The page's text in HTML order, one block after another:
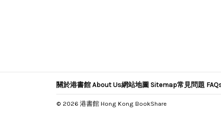
關於港書館 About Us網站地圖 Sitemap常見問題
© 2026 港書館 Hong Kong BookShare